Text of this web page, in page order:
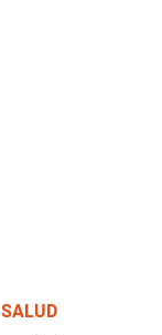
SALUD